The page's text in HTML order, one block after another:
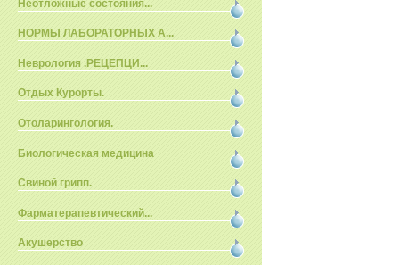
Неотложные состояния...
НОРМЫ ЛАБОРАТОРНЫХ А...
Неврология .РЕЦЕПЦИ...
Отдых Курорты.
Отоларингология.
Биологическая медицина
Свиной грипп.
Фарматерапевтический...
Акушерство